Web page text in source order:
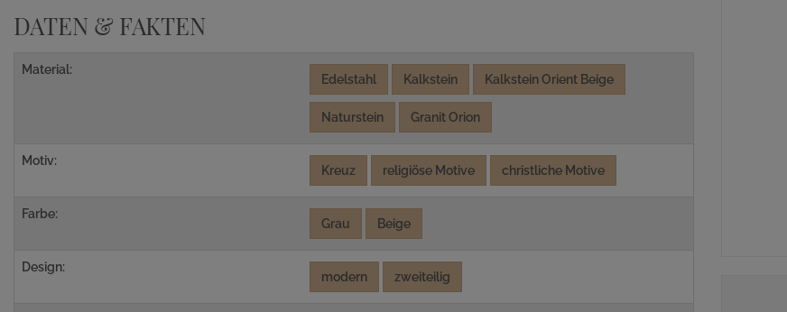
DATEN & FAKTEN
Material:
Edelstahl Kalkstein Kalkstein Orient Beige
Naturstein Granit Orion
Motiv:
Kreuz religiöse Motive christliche Motive
Farbe:
Grau Beige
Design:
modern zweiteilig